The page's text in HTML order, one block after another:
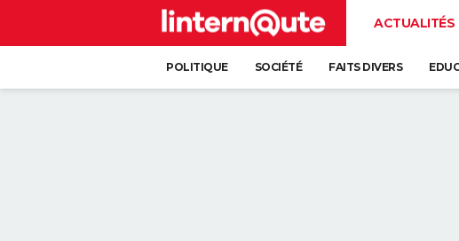
ACTUALITÉS
POLITIQUE SOCIÉTÉ FAITS DIVERS